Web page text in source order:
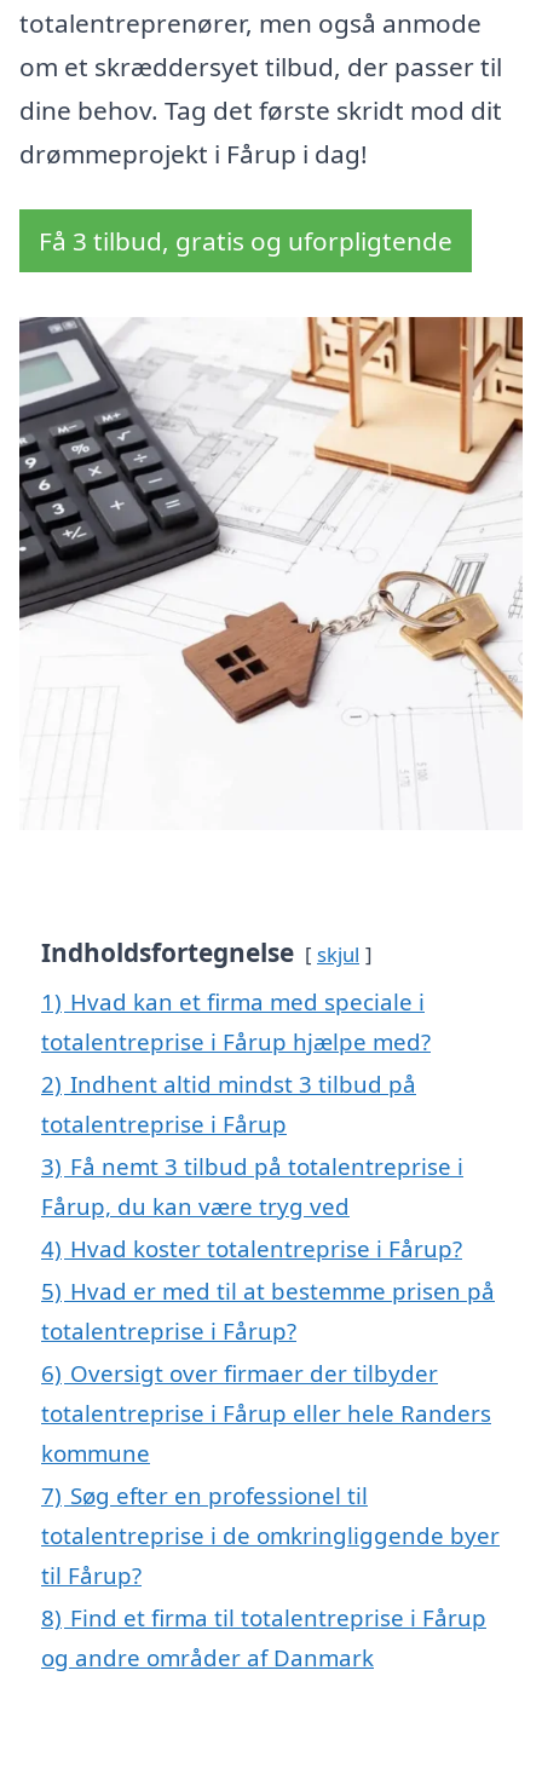
totalentreprenører, men også anmode
om et skræddersyet tilbud, der passer til
dine behov. Tag det første skridt mod dit
drømmeprojekt i Fårup i dag!
Få 3 tilbud, gratis og uforpligtende
Indholdsfortegnelse skjul
1) Hvad kan et firma med speciale i
totalentreprise i Fårup hjælpe med?
2) Indhent altid mindst 3 tilbud på
totalentreprise i Fårup
3) Få nemt 3 tilbud på totalentreprise i
Fårup, du kan være tryg ved
4) Hvad koster totalentreprise i Fårup?
5) Hvad er med til at bestemme prisen på
totalentreprise i Fårup?
6) Oversigt over firmaer der tilbyder
totalentreprise i Fårup eller hele Randers
kommune
7) Søg efter en professionel til
totalentreprise i de omkringliggende byer
til Fårup?
8) Find et firma til totalentreprise i Fårup
og andre områder af Danmark